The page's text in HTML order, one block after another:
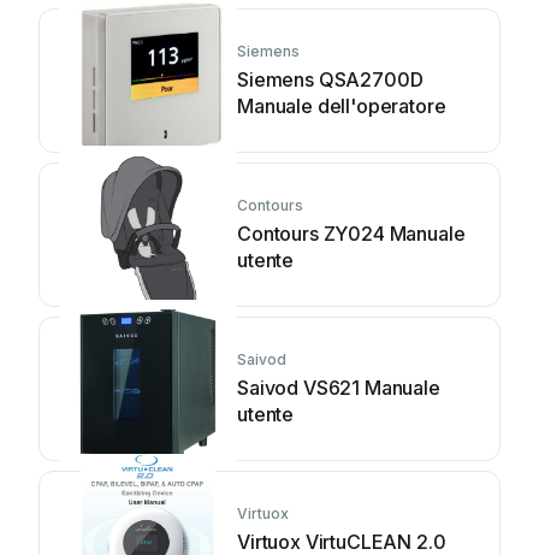
Siemens
Siemens QSA2700D
Manuale dell'operatore
Contours
Contours ZY024 Manuale
utente
Saivod
Saivod VS621 Manuale
utente
Virtuox
Virtuox VirtuCLEAN 2.0